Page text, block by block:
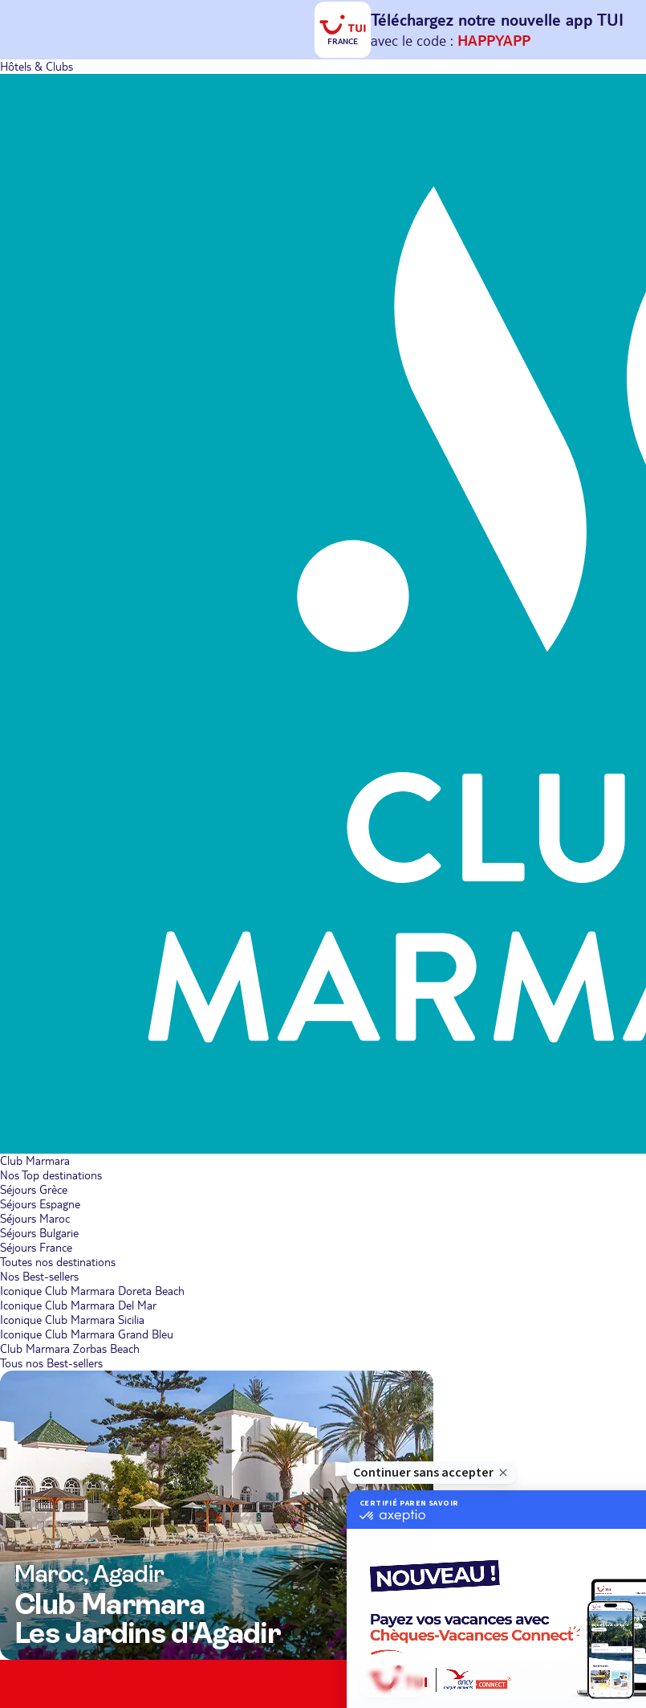
FRANCE
Téléchargez notre nouvelle app TUI
Et profitez de 30€ offerts*sur votre prochain
avec le code : HAPPYAPP
Hôtels & Clubs
Club Marmara
Nos Top destinations
Séjours Grèce
Séjours Espagne
Séjours Maroc
Séjours Bulgarie
Séjours France
Toutes nos destinations
Nos Best-sellers
Iconique Club Marmara Doreta Beach
Iconique Club Marmara Del Mar
Iconique Club Marmara Sicilia
Iconique Club Marmara Grand Bleu
Club Marmara Zorbas Beach
Tous nos Best-sellers